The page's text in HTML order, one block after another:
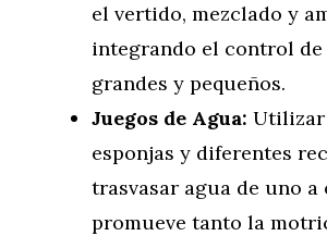
el vertido, mezclado y
integrando el control
grandes y pequeños.
Juegos de Agua: Utilizar
esponjas y diferentes
trasvasar agua de uno a
promueve tanto la